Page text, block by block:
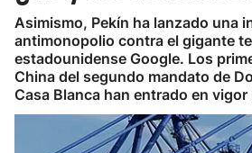
Asimismo, Pekín ha lanzado una
antimonopolio contra el gigante
estadounidense Google. Los
China del segundo mandato de
Casa Blanca han entrado en vigor